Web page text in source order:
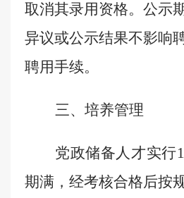
取消其录用资格。公示
异议或公示结果不影响
聘用手续。
三、培养管理
党政储备人才实行1
期满，经考核合格后按